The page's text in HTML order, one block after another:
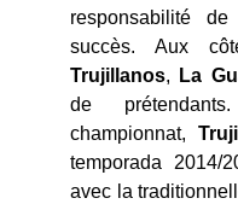
responsabilité
succès. Aux
Trujillanos, La
de
championnat,
temporada 2014/
avec la